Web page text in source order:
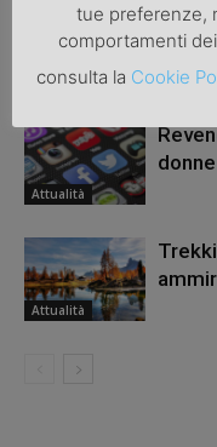
Attualità
Una
la
Attualità
donne
Attualità
tue preferenze,
comportamenti
consulta la Cookie